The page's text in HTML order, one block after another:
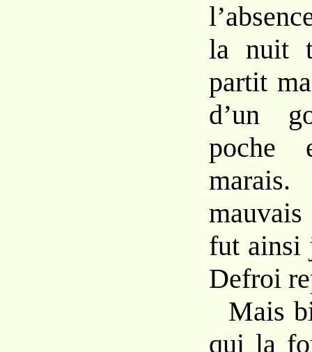
la nuit
partit
d’un
poche
fut ainsi
Defroi re
Mais
qui la